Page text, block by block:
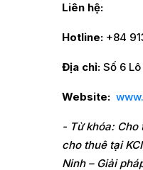
Liên hệ:
Hotline: +84
Địa chỉ: Số 6
Website:
- Từ khóa: Cho
cho thuê tại
Ninh – Giải